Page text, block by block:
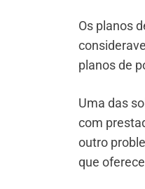
Os planos
planos de
Uma das
com
outro
que